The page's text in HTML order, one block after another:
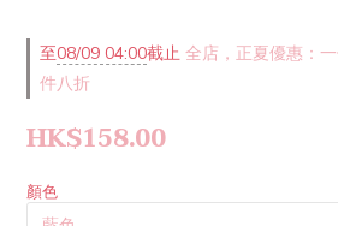
至08/09 04:00截止 全店，正夏優惠：
件八折
HK$158.00
顏色